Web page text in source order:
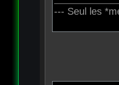
--- Seul les